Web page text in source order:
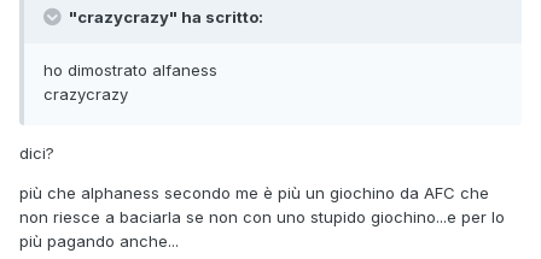
"crazycrazy" ha scritto:
ho dimostrato alfaness
crazycrazy
dici?
più che alphaness secondo me è più un giochino da AFC che
non riesce a baciarla se non con uno stupido giochino...e per lo
più pagando anche...